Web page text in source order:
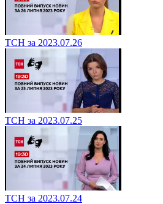
ТСН за 2023.07.26
ТСН за 2023.07.25
ТСН за 2023.07.24